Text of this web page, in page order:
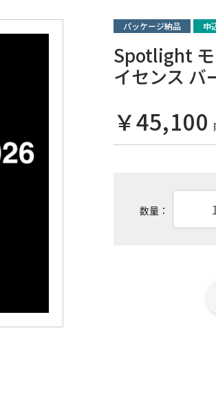
パッケージ納品 申
Spotlight モ
イセンス バ
￥45,100
数量：